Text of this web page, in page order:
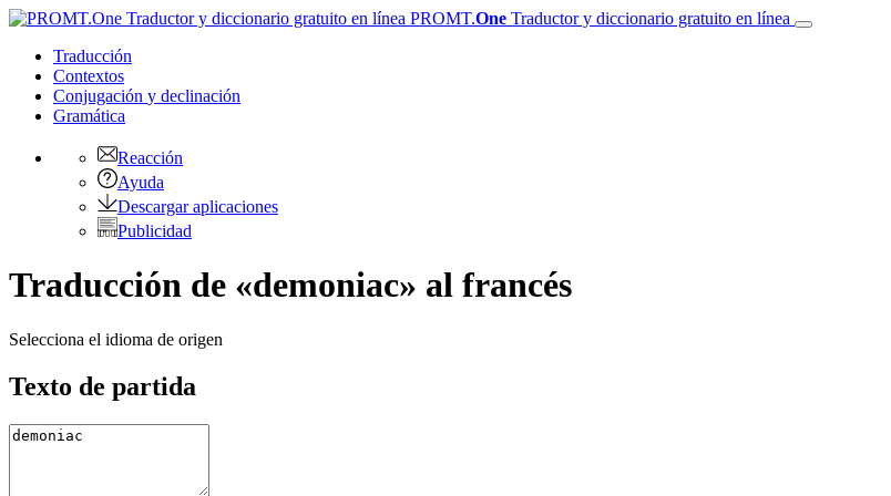
PROMT.One Traductor y diccionario gratuito en línea
Traducción
Contextos
Conjugación y declinación
Gramática
Reacción
Ayuda
Descargar aplicaciones
Publicidad
Traducción de «demoniac» al francés
Selecciona el idioma de origen
Texto de partida